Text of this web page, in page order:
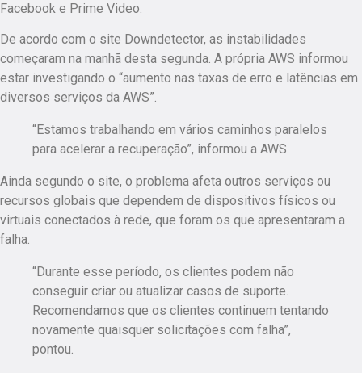
Facebook e Prime Video.
De acordo com o site Downdetector, as instabilidades
começaram na manhã desta segunda. A própria AWS informou
estar investigando o “aumento nas taxas de erro e latências em
diversos serviços da AWS”.
“Estamos trabalhando em vários caminhos paralelos
para acelerar a recuperação”, informou a AWS.
Ainda segundo o site, o problema afeta outros serviços ou
recursos globais que dependem de dispositivos físicos ou
virtuais conectados à rede, que foram os que apresentaram a
falha.
“Durante esse período, os clientes podem não
conseguir criar ou atualizar casos de suporte.
Recomendamos que os clientes continuem tentando
novamente quaisquer solicitações com falha”,
pontou.